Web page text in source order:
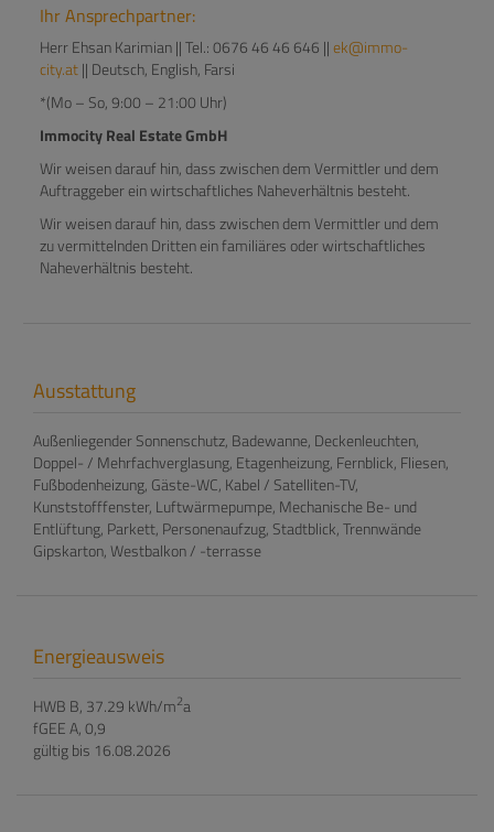
Ihr Ansprechpartner:
Herr Ehsan Karimian || Tel.: 0676 46 46 646 ||ek@immo-
city.at|| Deutsch, English, Farsi
*(Mo – So, 9:00 – 21:00 Uhr)
Immocity Real Estate GmbH
Wir weisen darauf hin, dass zwischen dem Vermittler und dem
Auftraggeber ein wirtschaftliches Naheverhältnis besteht.
Wir weisen darauf hin, dass zwischen dem Vermittler und dem
zu vermittelnden Dritten ein familiäres oder wirtschaftliches
Naheverhältnis besteht.
Ausstattung
Außenliegender Sonnenschutz Badewanne Deckenleuchten
Doppel- / Mehrfachverglasung Etagenheizung Fernblick Fliesen
Fußbodenheizung Gäste-WC Kabel / Satelliten-TV
Kunststofffenster Luftwärmepumpe Mechanische Be- und
Entlüftung Parkett Personenaufzug Stadtblick Trennwände
Gipskarton Westbalkon / -terrasse
Energieausweis
HWB B, 37.29 kWh/m2a
fGEEA, 0,9
gültig bis 16.08.2026